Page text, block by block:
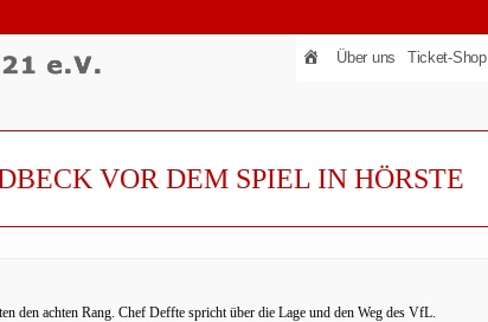
Über uns Ticket-Shop
VOR DEM SPIEL IN HÖRSTE
den achten Rang. Chef Deffte spricht über die Lage und den Weg des VfL.